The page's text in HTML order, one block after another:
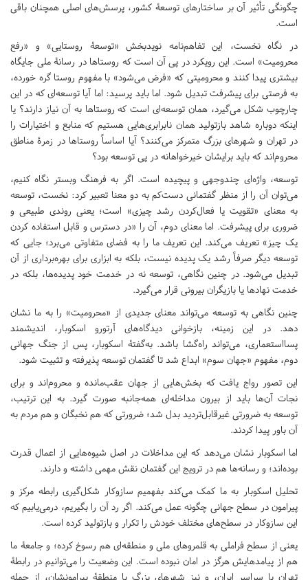
چگونگی تأثیر آن بر ساختارهای توسعۀ کشور، پرسش‌های اصلی همچنان باقی
است.
در نگاه نخست، این تفاهم‌نامه نویدبخش «توسعۀ روستایی» و «رفع
محرومیت» است. این رویکرد در پی آن است که روستاها در رسانۀ ملی جایگاه
بیشتری پیدا کنند و محرومیتی که «فرض می‌شود» با مفهوم روستا گره خورده،
به فرصتی برای پیشرفت تبدیل شود. اما باید پرسید: اما آیا توسعه‌ای که در این
چارچوب شکل می‌گیرد، همان توسعه‌ای است که روستاها به آن نیاز دارند؟ یا
اینکه دوباره شاهد بازتولید همان نابرابری‌هایی هستیم که منابع و اختیارات را
در تهران و شهرهای بزرگ متمرکز می‌کنند؟ آیا اساساً روستاها در زمرۀ مناطق
محروم‌اند که باید برایشان خیرخواهانه در پی توسعه بود؟
توسعه، واژه‌ای چندوجهی و پیچیده است. اگر به فرهنگ وبستر نگاه کنیم،
می‌توان آن را از منظر گفتمانی دست‌کم به دو معنا تعبیر کرد: نخست، توسعه
به معنای «تقویت یا فعال‌کردن رشد چیزی» است؛ یعنی روندی طبیعی و
ضروری برای پیشرفت. اما معنای دوم، آن را «در دسترس و قابل استفاده کردن
یک چیز» تعریف می‌کند. این تعریف ما را به فضای متفاوتی می‌برد؛ جایی که
توسعه دیگر صرفاً رشد یک پدیده نیست، بلکه به ابزاری برای بهره‌برداری از آن
تبدیل می‌شود. در چنین نگاهی، توسعه نه در خدمت خود پدیده‌ها، بلکه در
خدمت نهادها یا بازیگران بیرونی قرار می‌گیرد.
چنین نگاهی به توسعه می‌تواند معنای جدیدی از «محرومیت» را به ما نشان
دهد. در این زمینه، بازخوانی دیدگاه‌های آرتورو اسکوبار، اندیشمند
پسااستعماری، می‌تواند راه‌گشا باشد. به‌گفتۀ اسکوبار، پس از جنگ جهانی
دوم، مفهوم «جهان سوم» ابداع شد تا گفتمان توسعه پذیرفته و تثبیت شود.
این تصور رواج یافت که بخش‌هایی از جهان عقب‌مانده و محروم‌اند و برای
نجات آن‌ها باید از بیرون مداخله‌ای همه‌جانبه صورت گیرد. به این ترتیب،
توسعه به ضرورتی غیرقابل‌تردید بدل شد؛ ضرورتی که هم نخبگان و هم مردم به
آن باور پیدا کردند.
اما اسکوبار نشان می‌دهد که این مداخلات در اصل شیوه‌هایی از اعمال قدرت
بوده‌اند؛ و رسانه‌ها هم در ترویج این گفتمان نقش مهمی داشته و دارند.
تحلیل اسکوبار به ما کمک می‌کند بفهمیم سازوکار شکل‌گیری رابطه مرکز و
پیرامون در سطح جهانی چگونه عمل می‌کند. اگر رد آن را بگیریم، درمی‌یابیم که
این سازوکار در سطح‌های مختلف خودش را تکرار و بازتولید کرده است.
یعنی از سطح فراملی به قلمروهای ملی و منطقه‌ای هم رسوخ کرده؛ و جامعۀ ما
هم از پیامدهایش هرگز در امان نبوده است. این وضعیت را می‌توانیم در رابطۀ
تهران با سراسر ایران، و نیز شهرهای بزرگ با منطقۀ پیرامونشان، از جمله